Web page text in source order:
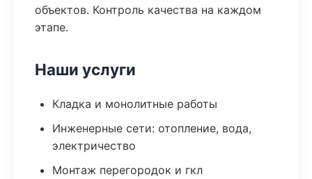
объектов. Контроль качества на каждом
этапе.
Наши услуги
Кладка и монолитные работы
Инженерные сети: отопление, вода,
электричество
Монтаж перегородок и гкл